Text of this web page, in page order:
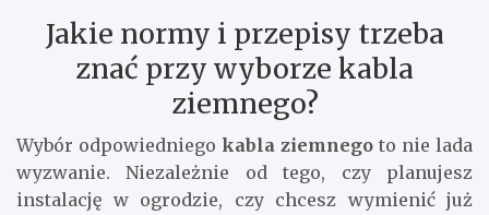
Jakie normy i przepisy trzeba
znać przy wyborze kabla
ziemnego?
Wybór odpowiedniego kabla ziemnego to nie lada
wyzwanie. Niezależnie od tego, czy planujesz
instalację w ogrodzie, czy chcesz wymienić już